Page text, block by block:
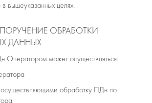
вышеуказанных целях.
ОБРАБОТКИ
ДАННЫХ
Оператором может осуществляться:
обработку ПДн по